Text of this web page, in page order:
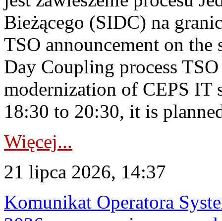
Bieżącego (SIDC) na
TSO announcement on
Day Coupling process
modernization of CEPS IT
18:30 to 20:30, it is
Więcej...
21 lipca 2026, 14:37
Komunikat Operatora